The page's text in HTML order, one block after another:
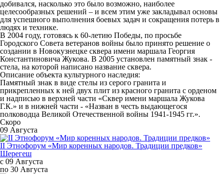
добивался, насколько это было возможно, наиболее
целесообразных решений – и всем этим уже закладывал основы
для успешного выполнения боевых задач и сокращения потерь в
людях и технике.
В 2004 году, готовясь к 60-летию Победы, по просьбе
Городского Совета ветеранов войны было принято решение о
создании в Новокузнецке сквера имени маршала Георгия
Константиновича Жукова. В 2005 установлен памятный знак -
стела, на которой написано название сквера.
Описание объекта культурного наследия:
Памятный знак в виде стелы из серого гранита и
прикрепленных к ней двух плит из красного гранита с орденом
и надписью в верхней части «Сквер имени маршала Жукова
Г.К.» и в нижней части - «Назван в честь выдающегося
полководца Великой Отечественной войны 1941-1945 гг.».
Скоро
09 Августа
II Этнофорум «Мир коренных народов. Традиции предков»
Шерегеш
с 09 Августа
по 30 Августа